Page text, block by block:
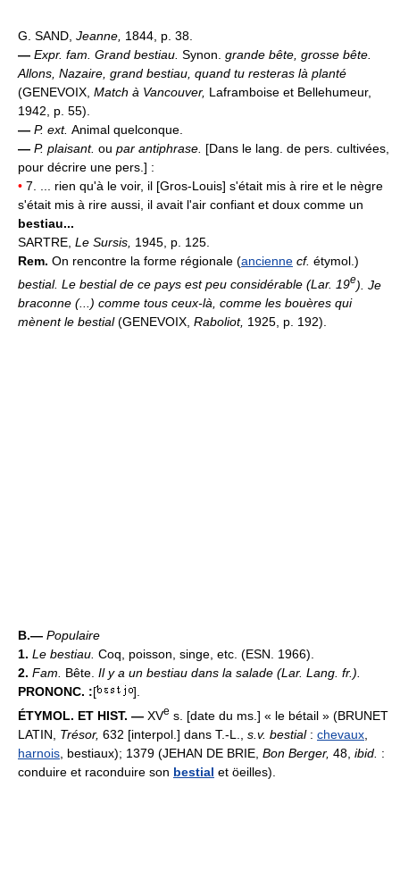
G. SAND, Jeanne, 1844, p. 38.
— Expr. fam. Grand bestiau. Synon. grande bête, grosse bête.
Allons, Nazaire, grand bestiau, quand tu resteras là planté
(GENEVOIX, Match à Vancouver, Laframboise et Bellehumeur,
1942, p. 55).
— P. ext. Animal quelconque.
— P. plaisant. ou par antiphrase. [Dans le lang. de pers. cultivées,
pour décrire une pers.] :
• 7. ... rien qu'à le voir, il [Gros-Louis] s'était mis à rire et le nègre
s'était mis à rire aussi, il avait l'air confiant et doux comme un
bestiau...
SARTRE, Le Sursis, 1945, p. 125.
Rem. On rencontre la forme régionale (ancienne cf. étymol.)
bestial. Le bestial de ce pays est peu considérable (Lar. 19e). Je
braconne (...) comme tous ceux-là, comme les bouères qui
mènent le bestial(GENEVOIX, Raboliot, 1925, p. 192).
B.— Populaire
1. Le bestiau. Coq, poisson, singe, etc. (ESN. 1966).
2. Fam. Bête. Il y a un bestiau dans la salade (Lar. Lang. fr.).
PRONONC. :[
].
ÉTYMOL. ET HIST. — XVe s. [date du ms.] « le bétail » (BRUNET
LATIN, Trésor, 632 [interpol.] dans T.-L., s.v. bestial: chevaux
harnois , bestiaux); 1379 (JEHAN DE BRIE, Bon Berger, 48, ibid. :
conduire et raconduire son bestial et öeilles).